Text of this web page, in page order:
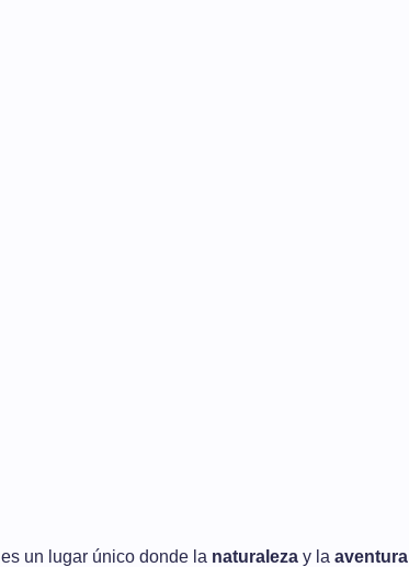
es un lugar único donde la naturaleza y la aventura